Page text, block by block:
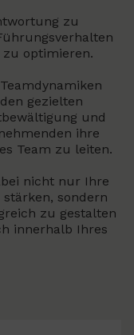
zu
optimieren.
gezielten
und
ihre
Team zu leiten.
nicht nur Ihre
sondern
zu gestalten
innerhalb Ihres